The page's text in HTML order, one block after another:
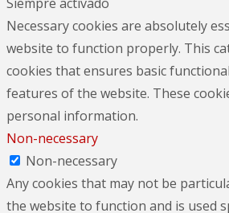
Necessary cookies are absolutely
website to function properly. This
cookies that ensures basic
features of the website. These
personal information.
Non-necessary
Non-necessary
Any cookies that may not be
the website to function and is used